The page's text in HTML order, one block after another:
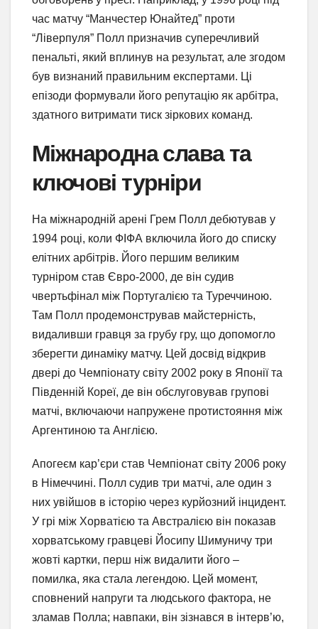
час матчу “Манчестер Юнайтед” проти
“Ліверпуля” Полл призначив суперечливий
пенальті, який вплинув на результат, але згодом
був визнаний правильним експертами. Ці
епізоди формували його репутацію як арбітра,
здатного витримати тиск зіркових команд.
Міжнародна слава та
ключові турніри
На міжнародній арені Грем Полл дебютував у
1994 році, коли ФІФА включила його до списку
елітних арбітрів. Його першим великим
турніром став Євро-2000, де він судив
чвертьфінал між Португалією та Туреччиною.
Там Полл продемонстрував майстерність,
видаливши гравця за грубу гру, що допомогло
зберегти динаміку матчу. Цей досвід відкрив
двері до Чемпіонату світу 2002 року в Японії та
Південній Кореї, де він обслуговував групові
матчі, включаючи напружене протистояння між
Аргентиною та Англією.
Апогеєм кар’єри став Чемпіонат світу 2006 року
в Німеччині. Полл судив три матчі, але один з
них увійшов в історію через курйозний інцидент.
У грі між Хорватією та Австралією він показав
хорватському гравцеві Йосипу Шимуничу три
жовті картки, перш ніж видалити його –
помилка, яка стала легендою. Цей момент,
сповнений напруги та людського фактора, не
зламав Полла; навпаки, він зізнався в інтерв’ю,